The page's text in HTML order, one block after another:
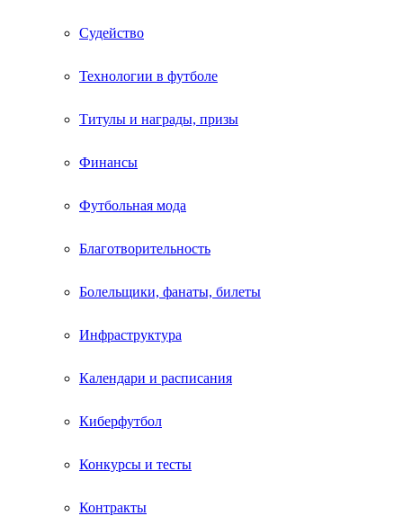
Судейство
Технологии в футболе
Титулы и награды, призы
Финансы
Футбольная мода
Благотворительность
Болельщики, фанаты, билеты
Инфраструктура
Календари и расписания
Киберфутбол
Конкурсы и тесты
Контракты